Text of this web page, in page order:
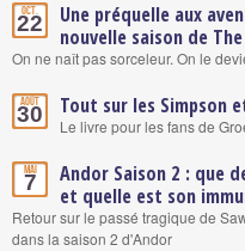
Oct.
22
Une préquelle aux
nouvelle saison de
On ne naît pas sorceleur. On le
Août
30 Tout sur les Simpson
Le livre pour les fans de
Mai
7
Andor Saison 2 : que
et quelle est son
Retour sur le passé tragique de
dans la saison 2 d'Andor